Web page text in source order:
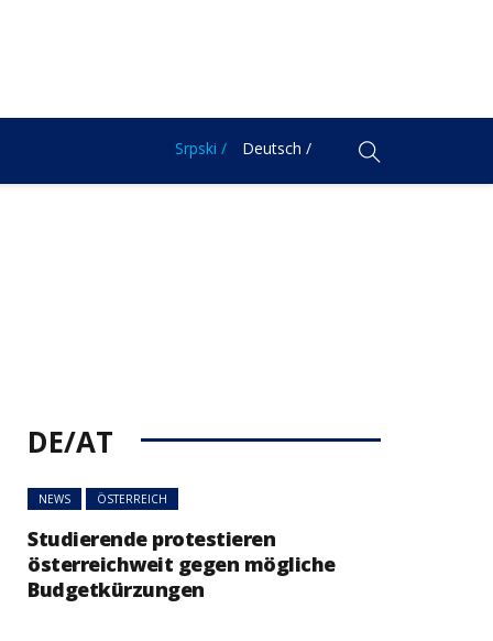
Srpski / Deutsch /
DE/AT
NEWS ÖSTERREICH
Studierende protestieren
österreichweit gegen mögliche
Budgetkürzungen